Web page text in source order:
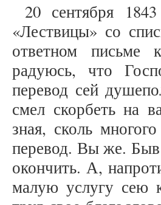
20 сентября
«Лествицы» со
ответном письме
радуюсь, что
перевод сей
смел скорбеть на
зная, сколь
перевод. Вы же. Быв
окончить. А,
малую услугу сею